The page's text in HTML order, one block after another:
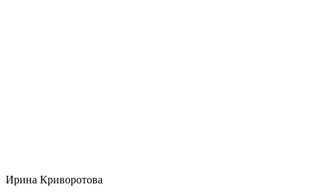
Ирина Криворотова